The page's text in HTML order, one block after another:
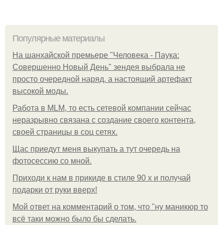
Популярные материалы
На шанхайской премьере "Человека - Паука:
Совершенно Новый День" зендея выбрала не
просто очередной наряд, а настоящий артефакт
высокой моды.
Работа в MLM, то есть сетевой компании сейчас
неразрывно связана с создание своего контента,
своей страницы в соц сетях.
Щас приедут меня выкупать а тут очередь на
фотосессию со мной.
Приходи к нам в прикиде в стиле 90 х и получай
подарки от руки вверх!
Мой ответ на комментарий о том, что "ну маникюр то
всё таки можно было бы сделать.